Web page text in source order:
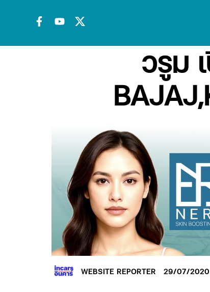
วรูม
WEBSITE REPORTER 29/07/2020